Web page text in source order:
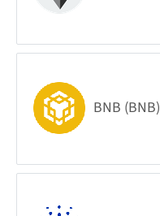
BNB (BNB)